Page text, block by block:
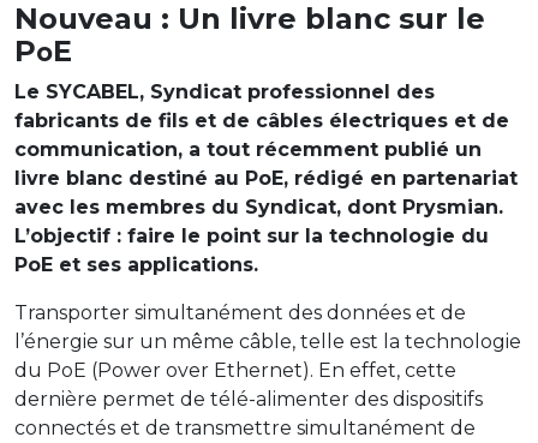
Nouveau : Un livre blanc sur le
PoE
Le SYCABEL, Syndicat professionnel des
fabricants de fils et de câbles électriques et de
communication, a tout récemment publié un
livre blanc destiné au PoE, rédigé en partenariat
avec les membres du Syndicat, dont Prysmian.
L’objectif : faire le point sur la technologie du
PoE et ses applications.
Transporter simultanément des données et de
l’énergie sur un même câble, telle est la technologie
du PoE (Power over Ethernet). En effet, cette
dernière permet de télé-alimenter des dispositifs
connectés et de transmettre simultanément de